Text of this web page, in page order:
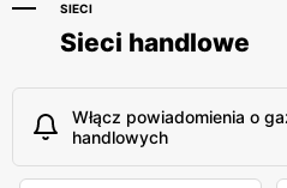
SIECI
Sieci handlowe
Włącz powiadomienia o
handlowych